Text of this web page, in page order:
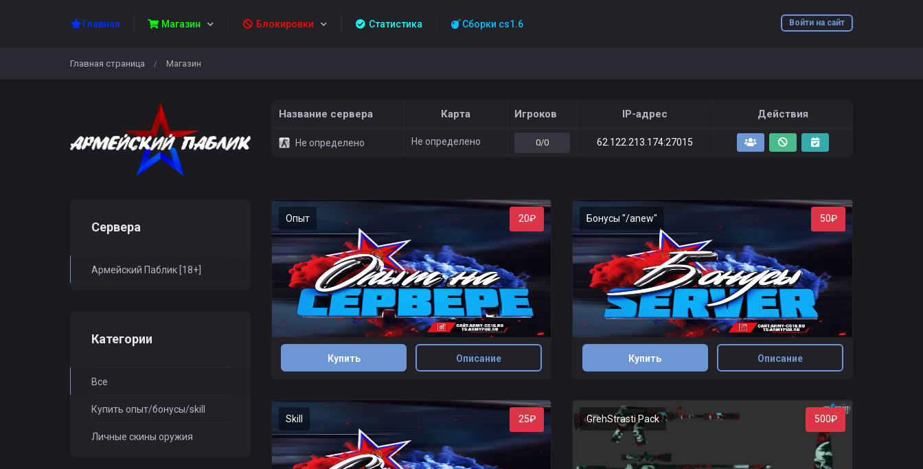
Войти на сайт
Главная Магазин Блокировки Статистика Сборки cs1.6
Главная страница / Магазин
Название сервера Карта Игроков IP-адрес Действия
Не определено Не определено 0/0 62.122.213.174:27015
20₽
Опыт
Купить Описание
50₽
Бонусы "/anew"
Купить Описание
25₽
Skill 500₽
GrehStrasti Pack
Сервера
Армейский Паблик [18+]
Категории
Все
Купить опыт/бонусы/skill
Личные скины оружия